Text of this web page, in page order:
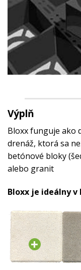
Výplň
Bloxx funguje ako
drenáž, ktorá sa
betónové bloky
alebo granit
Bloxx je ideálny v